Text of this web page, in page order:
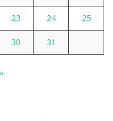
23 24 25
30 31